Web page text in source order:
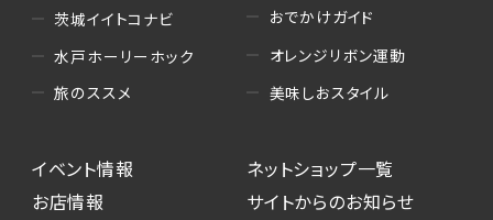
茨城イイトコナビ
水戸ホーリーホック
旅のススメ
おでかけガイド
オレンジリボン運動
美味しおスタイル
イベント情報
お店情報
ネットショップ一覧
サイトからのお知らせ